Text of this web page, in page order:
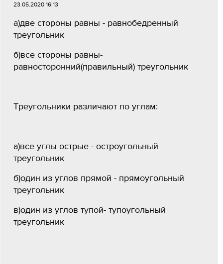
23.05.2020 16:13
а)две стороны равны - равнобедренный
треугольник
б)все стороны равны-
равносторонний(правильный) треугольник
Треугольники различают по углам:
а)все углы острые - остроугольный
треугольник
б)один из углов прямой - прямоугольный
треугольник
в)один из углов тупой- тупоугольный
треугольник